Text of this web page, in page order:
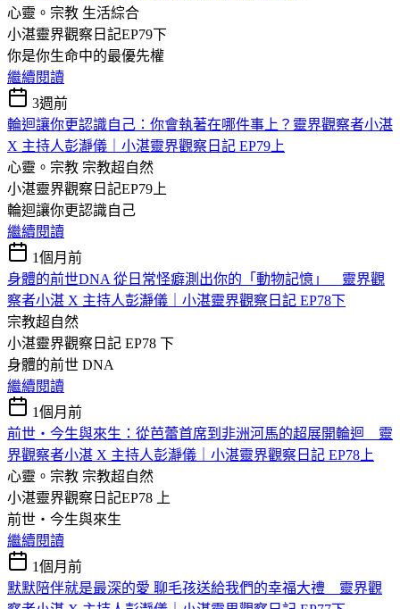
心靈。宗教 生活綜合
小湛靈界觀察日記EP79下
你是你生命中的最優先權
繼續閱讀
3週前
輪迴讓你更認識自己：你會執著在哪件事上？靈界觀察者小湛
X 主持人彭瀞儀｜小湛靈界觀察日記 EP79上
心靈。宗教 宗教超自然
小湛靈界觀察日記EP79上
輪迴讓你更認識自己
繼續閱讀
1個月前
身體的前世DNA 從日常怪癖測出你的「動物記憶」 靈界觀
察者小湛 X 主持人彭瀞儀｜小湛靈界觀察日記 EP78下
宗教超自然
小湛靈界觀察日記 EP78 下
身體的前世 DNA
繼續閱讀
1個月前
前世・今生與來生：從芭蕾首席到非洲河馬的超展開輪迴 靈
界觀察者小湛 X 主持人彭瀞儀｜小湛靈界觀察日記 EP78上
心靈。宗教 宗教超自然
小湛靈界觀察日記EP78 上
前世・今生與來生
繼續閱讀
1個月前
默默陪伴就是最深的愛 聊毛孩送給我們的幸福大禮 靈界觀